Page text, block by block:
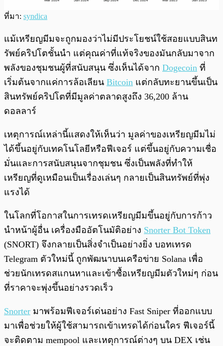
ที่มา: syndica
แม้เหรียญมีมจะถูกมองว่าไม่มีประโยชน์ใช้สอยแบบสินท
รัพย์คริปโตชั้นนำ แต่คุณค่าที่แท้จริงของมันกลับมาจาก
พลังของชุมชนผู้ที่สนับสนุน ซึ่งเห็นได้จาก Dogecoin ที่
เริ่มต้นจากแค่การล้อเลียน Bitcoin แต่กลับทะยานขึ้นเป็น
สินทรัพย์คริปโตที่มีมูลค่าตลาดสูงถึง 36,200 ล้าน
ดอลลาร์
เหตุการณ์เหล่านี้แสดงให้เห็นว่า มูลค่าของเหรียญมีมไม่
ได้ขึ้นอยู่กับเทคโนโลยีหรือฟีเจอร์ แต่ขึ้นอยู่กับความเชื่อ
มั่นและการสนับสนุนจากชุมชน ซึ่งเป็นพลังที่ทำให้
เหรียญที่ดูเหมือนเป็นเรื่องเล่นๆ กลายเป็นสินทรัพย์ที่พุ่ง
แรงได้
ในโลกที่โอกาสในการเทรดเหรียญมีมขึ้นอยู่กับการก้าว
นำหน้าผู้อื่น เครื่องมืออัตโนมัติอย่าง Snorter Bot Token
(SNORT) จึงกลายเป็นสิ่งจำเป็นอย่างยิ่ง บอทเทรด
Telegram ตัวใหม่นี้ ถูกพัฒนาบนเครือข่าย Solana เพื่อ
ช่วยนักเทรดสแกนหาและเข้าซื้อเหรียญมีมตัวใหม่ๆ ก่อน
ที่ราคาจะพุ่งขึ้นอย่างรวดเร็ว
Snorter มาพร้อมฟีเจอร์เด่นอย่าง Fast Sniper ที่ออกแบบ
มาเพื่อช่วยให้ผู้ใช้สามารถเข้าเทรดได้ก่อนใคร ฟีเจอร์นี้
จะติดตาม mempool และเหตุการณ์ต่างๆ บน DEX เช่น